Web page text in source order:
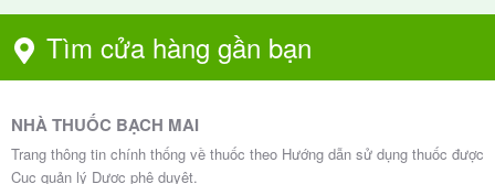
Hylaform 0.1% 5ml
0₫
Tìm cửa hàng gần bạn
NHÀ THUỐC BẠCH MAI
Trang thông tin chính thống về thuốc theo Hướng dẫn sử dụng thuốc được
Cục quản lý Dược phê duyệt.